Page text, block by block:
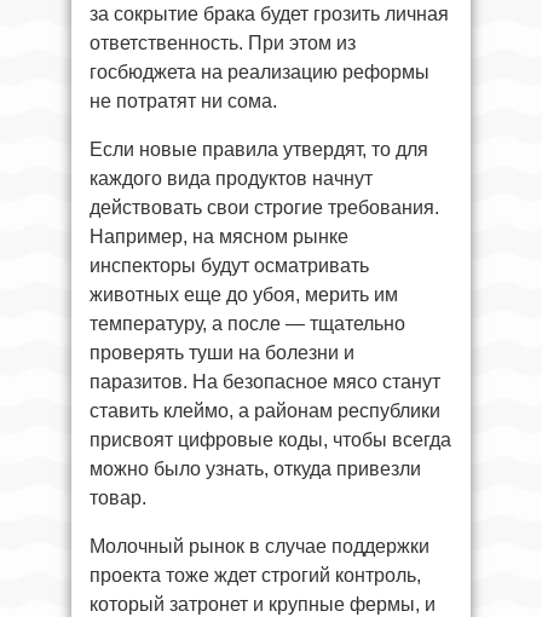
за сокрытие брака будет грозить личная
ответственность. При этом из
госбюджета на реализацию реформы
не потратят ни сома.
Если новые правила утвердят, то для
каждого вида продуктов начнут
действовать свои строгие требования.
Например, на мясном рынке
инспекторы будут осматривать
животных еще до убоя, мерить им
температуру, а после — тщательно
проверять туши на болезни и
паразитов. На безопасное мясо станут
ставить клеймо, а районам республики
присвоят цифровые коды, чтобы всегда
можно было узнать, откуда привезли
товар.
Молочный рынок в случае поддержки
проекта тоже ждет строгий контроль,
который затронет и крупные фермы, и